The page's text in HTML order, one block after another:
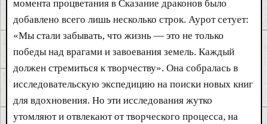
момента процветания в Сказание драконов было
добавлено всего лишь несколько строк. Аурот сетует:
«Мы стали забывать, что жизнь — это не только
победы над врагами и завоевания земель. Каждый
должен стремиться к творчеству». Она собралась в
исследовательскую экспедицию на поиски новых книг
для вдохновения. Но эти исследования жутко
утомляют и отвлекают от творческого процесса, на